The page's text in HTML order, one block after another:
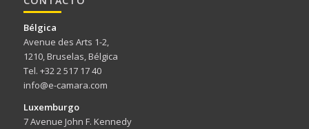
Bélgica
Avenue des Arts 1-2,
1210, Bruselas, Bélgica
Tel. +32 2 517 17 40
info@e-camara.com
Luxemburgo
7 Avenue John F. Kennedy